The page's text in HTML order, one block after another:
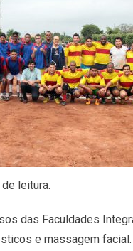
leitura.
das Faculdades
e massagem